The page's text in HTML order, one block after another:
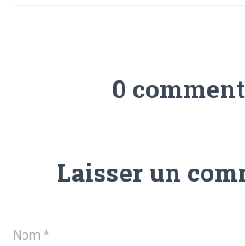
0
Laisser un
Nom *